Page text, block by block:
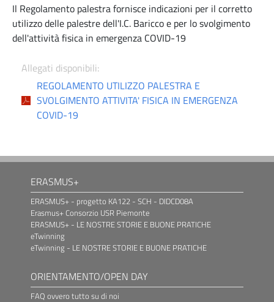
Il Regolamento palestra fornisce indicazioni per il corretto
utilizzo delle palestre dell'I.C. Baricco e per lo svolgimento
dell'attività fisica in emergenza COVID-19
Allegati disponibili:
REGOLAMENTO UTILIZZO PALESTRA E
SVOLGIMENTO ATTIVITA' FISICA IN EMERGENZA
COVID-19
ERASMUS+
ERASMUS+ - progetto KA122 - SCH - DIDCD08A
Erasmus+ Consorzio USR Piemonte
ERASMUS+ - LE NOSTRE STORIE E BUONE PRATICHE
eTwinning
eTwinning - LE NOSTRE STORIE E BUONE PRATICHE
ORIENTAMENTO/OPEN DAY
FAQ ovvero tutto su di noi